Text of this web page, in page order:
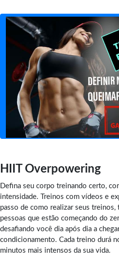
HIIT Overpowering
Defina seu corpo treinando certo,
intensidade. Treinos com vídeos e
passo de como realizar seus treinos,
pessoas que estão começando do
desafiando você dia após dia a
condicionamento. Cada treino durá
minutos mais intensos da sua vida.